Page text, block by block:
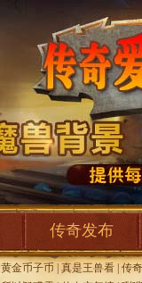
传奇发布
黄金币子币 真是王兽看 传